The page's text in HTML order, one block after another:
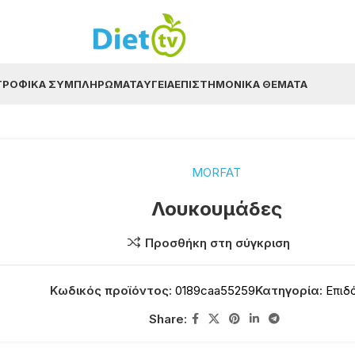
ΣΥΜΠΛΗΡΏΜΑΤΑΥΓΕΊΑΕΠΙΣΤΗΜΟΝΙΚΆ ΘΈΜΑΤΑ
MORFAT
Λουκουμάδες
Προσθήκη στη σύγκριση
Κωδικός προϊόντος:0189caa55259Κατηγορία:
Share: